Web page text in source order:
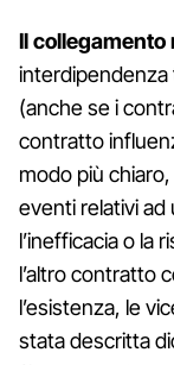
Il collegamento
interdipendenza
(anche se i
contratto
modo più
eventi relativi ad
l’inefficacia o la
l’altro contratto
l’esistenza, le
stata descritta